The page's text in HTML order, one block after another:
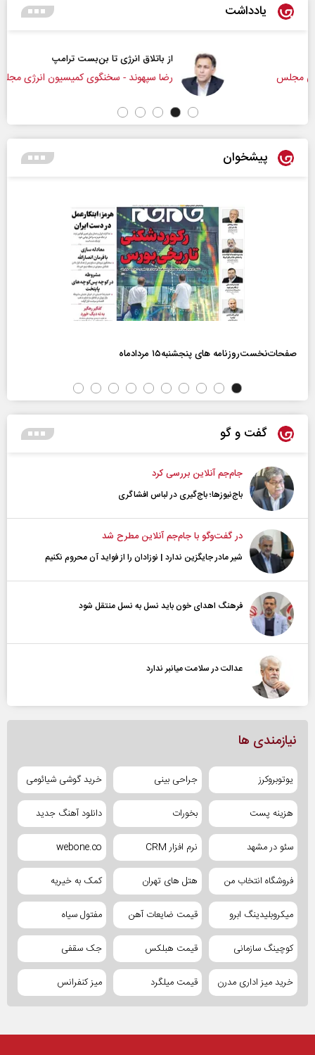
یادداشت
از باتلاق انرژی تا بن‌بست ترامپ
رضا سپهوند - سخنگوی کمیسیون انرژی مجلس
پیشخوان
صفحات‌نخست‌روزنامه ها‌ی پنجشنبه‌۱۵ مردادماه
گفت و گو
جام‌جم آنلاین بررسی کرد
باج‌نیوزها؛ باج‌گیری در لباس افشاگری
در گفت‌و‌گو با جام‌جم آنلاین مطرح شد
شیر مادر جایگزین ندارد | نوزادان را از فواید آن محروم نکنیم
فرهنگ اهدای خون باید نسل به نسل منتقل شود
عدالت در سلامت میانبر ندارد
نیازمندی ها
یوتوبروکرز جراحی بینی خرید گوشی شیائومی
هزینه پست بخورات دانلود آهنگ جدید
سئو در مشهد نرم افزار CRM webone.co
فروشگاه انتخاب من هتل های تهران کمک به خیریه
میکروبلیدینگ ابرو قیمت ضایعات آهن مفتول سیاه
کوچینگ سازمانی قیمت هبلکس جک سقفی
خرید میز اداری مدرن قیمت میلگرد میز کنفرانس